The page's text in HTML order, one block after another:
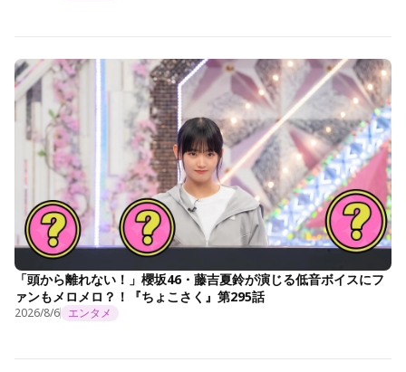
「頭から離れない！」櫻坂46・藤吉夏鈴が演じる低音ボイスにフ
ァンもメロメロ？！『ちょこさく』第295話
2026/8/6 エンタメ